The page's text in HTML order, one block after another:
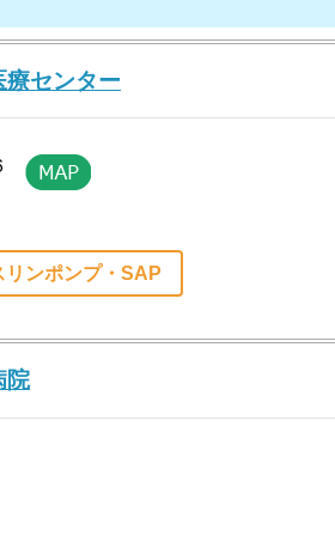
センター
リンポンプ・SAP
院